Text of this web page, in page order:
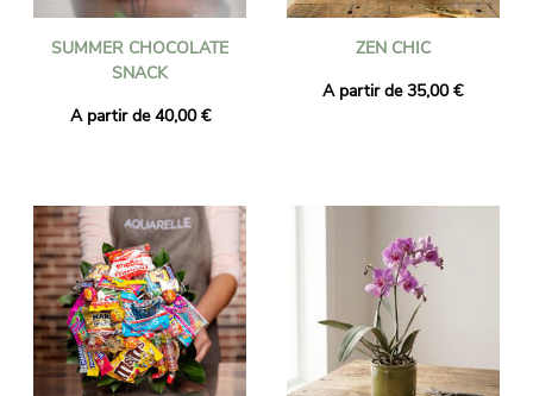
SUMMER CHOCOLATE
SNACK
A partir de 40,00 €
ZEN CHIC
A partir de 35,00 €